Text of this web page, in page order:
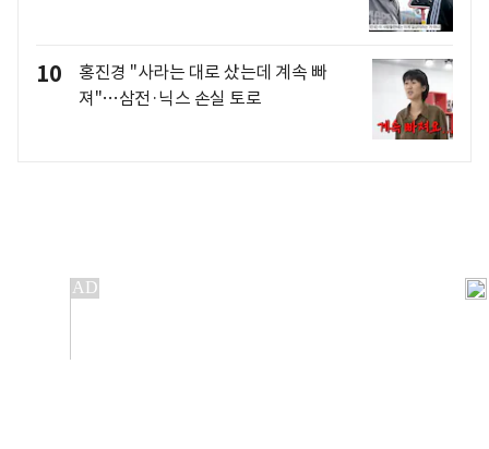
10
홍진경 "사라는 대로 샀는데 계속 빠
져"…삼전·닉스 손실 토로